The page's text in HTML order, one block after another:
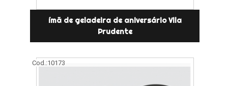
ímã de geladeira de aniversário Vila
Prudente
Cod.:10173